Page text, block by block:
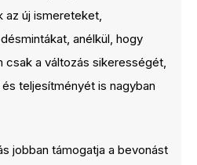
új ismereteket,
anélkül, hogy
csak a változás sikerességét,
teljesítményét is nagyban
jobban támogatja a bevonást